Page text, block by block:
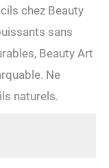
chez Beauty
sans
Beauty Art
Ne
naturels.